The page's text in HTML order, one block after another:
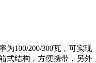
为100/200/300瓦，可实现
式结构，方便携带，另外